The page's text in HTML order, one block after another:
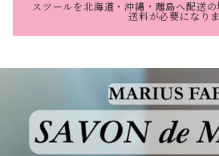
スツールを北海道・沖縄・離島へ配送
送料が必要になり